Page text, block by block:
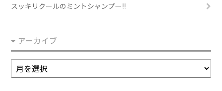
スッキリクールのミントシャンプー!!
アーカイブ
ア
ー